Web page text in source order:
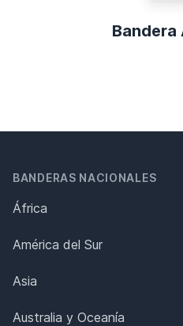
Bandera
BANDERAS NACIONALES
África
América del Sur
Asia
Australia y Oceanía